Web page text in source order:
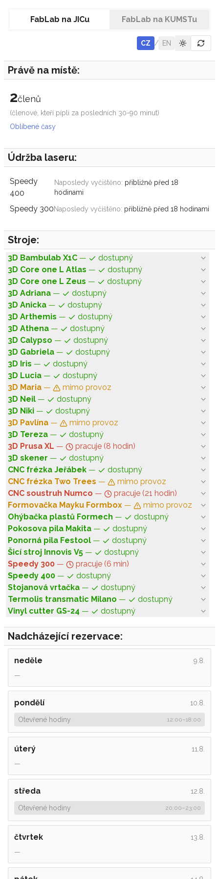
FabLab na JICu FabLab na KUMSTu
CZ / EN
Toggle
Právě na místě:
2členů
(členové, kteří pípli za posledních 30-90 minut)
Oblíbené časy
Údržba laseru:
Speedy
400
Naposledy vyčištěno: přibližně před 18
hodinami
Speedy 300Naposledy vyčištěno: přibližně před 18 hodinami
Stroje:
3D Bambulab X1C —
dostupný
3D Core one L Atlas —
dostupný
3D Core one L Zeus —
dostupný
3D Adriana —
dostupný
3D Anicka —
dostupný
3D Arthemis —
dostupný
3D Athena —
dostupný
3D Calypso —
dostupný
3D Gabriela —
dostupný
3D Iris —
dostupný
3D Lucia —
dostupný
3D Maria —
mimo provoz
3D Neil —
dostupný
3D Niki —
dostupný
3D Pavlína —
mimo provoz
3D Tereza —
dostupný
3D Prusa XL —
pracuje (8 hodin)
3D skener —
dostupný
CNC frézka Jeřábek —
dostupný
CNC frézka Two Trees —
mimo provoz
CNC soustruh Numco —
pracuje (21 hodin)
Formovačka Mayku Formbox —
mimo provoz
Ohýbačka plastů Formech —
dostupný
Pokosova pila Makita —
dostupný
Ponorná pila Festool —
dostupný
Šicí stroj Innovis V5 —
dostupný
Speedy 300 —
pracuje (6 min)
Speedy 400 —
dostupný
Stojanová vrtačka —
dostupný
Termolis transmatic Milano —
dostupný
Vinyl cutter GS-24 — dostupný
Nadcházející rezervace:
neděle
9.8.
—
pondělí 10.8.
Otevřené hodiny 12:00–18:00
úterý
11.8.
—
středa 12.8.
Otevřené hodiny 20:00–23:00
čtvrtek
13.8.
—